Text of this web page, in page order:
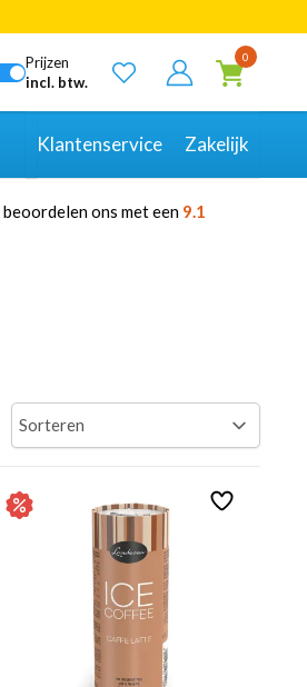
Prijzen
incl. btw.
0
Klantenservice Zakelijk
beoordelen ons met een 9.1